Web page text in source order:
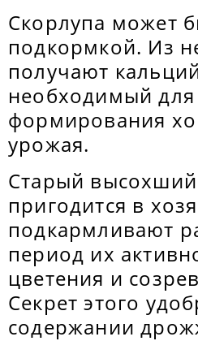
Скорлупа может
подкормкой. Из
получают
необходимый для
формирования
урожая.
Старый
пригодится в
подкармливают
период их
цветения и
Секрет этого
содержании